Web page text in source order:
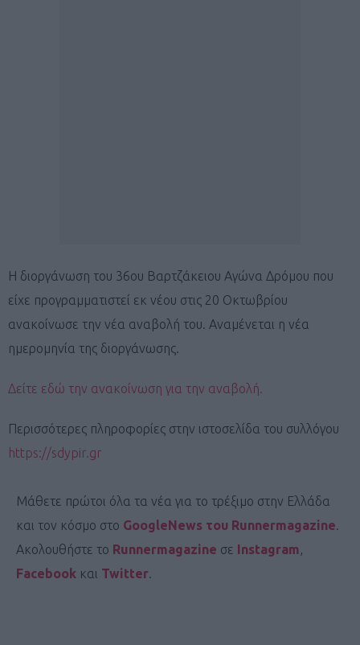
Η διοργάνωση του 36ου Βαρτζάκειου Αγώνα Δρόμου που
είχε προγραμματιστεί εκ νέου στις 20 Οκτωβρίου
ανακοίνωσε την νέα αναβολή του. Αναμένεται η νέα
ημερομηνία της διοργάνωσης.
Δείτε εδώ την ανακοίνωση για την αναβολή.
Περισσότερες πληροφορίες στην ιστοσελίδα του συλλόγου
https://sdypir.gr
Μάθετε πρώτοι όλα τα νέα για το τρέξιμο στην Ελλάδα
και τον κόσμο στο GoogleNews του Runnermagazine.
Ακολουθήστε το Runnermagazine σε Instagram,
Facebook και Twitter.